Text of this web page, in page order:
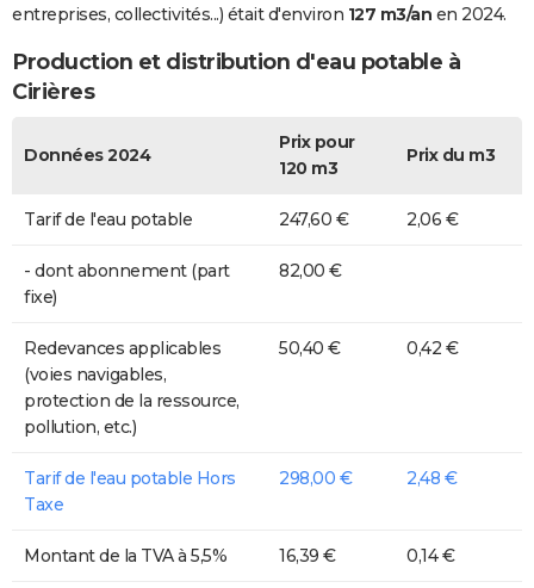
entreprises, collectivités...) était d'environ 127 m3/an en 2024.
Production et distribution d'eau potable à
Cirières
Données 2024
Prix pour
120 m3
Prix du m3
Tarif de l'eau potable 247,60 € 2,06 €
- dont abonnement (part
fixe)
82,00 €
Redevances applicables
(voies navigables,
protection de la ressource,
pollution, etc.)
50,40 € 0,42 €
Tarif de l'eau potable Hors
Taxe
298,00 € 2,48 €
Montant de la TVA à 5,5% 16,39 € 0,14 €